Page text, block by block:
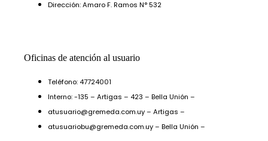
Dirección: Amaro F. Ramos N° 532
Oficinas de atención al usuario
Teléfono: 47724001
Interno: -135 – Artigas – 423 – Bella Unión –
atusuario@gremeda.com.uy – Artigas –
atusuariobu@gremeda.com.uy – Bella Unión –